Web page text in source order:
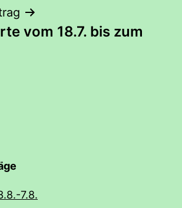
vom 18.7. bis zum
7.8.